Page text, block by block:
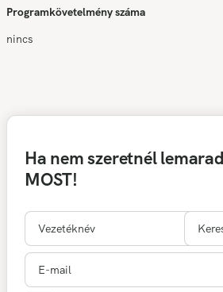
Programkövetelmény száma
nincs
Ha nem szeretnél
MOST!